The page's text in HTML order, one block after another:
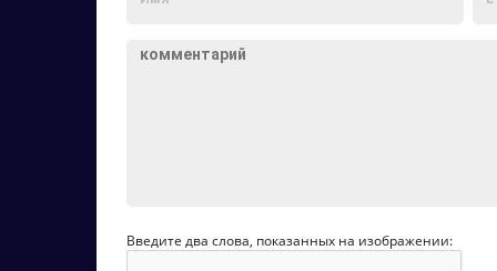
Введите два слова, показанных на изображении: